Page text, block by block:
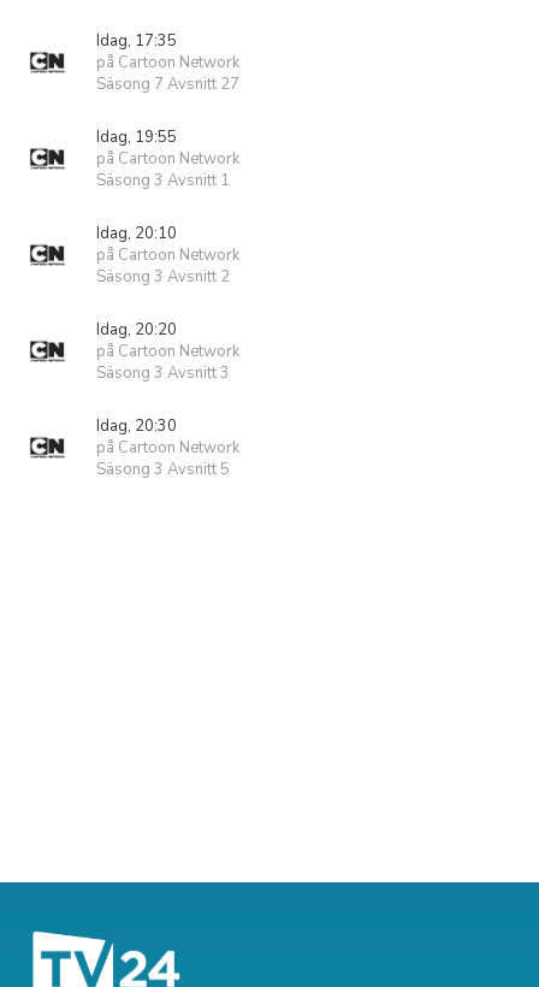
Idag, 17:35
på Cartoon Network
Säsong 7 Avsnitt 27
Idag, 19:55
på Cartoon Network
Säsong 3 Avsnitt 1
Idag, 20:10
på Cartoon Network
Säsong 3 Avsnitt 2
Idag, 20:20
på Cartoon Network
Säsong 3 Avsnitt 3
Idag, 20:30
på Cartoon Network
Säsong 3 Avsnitt 5